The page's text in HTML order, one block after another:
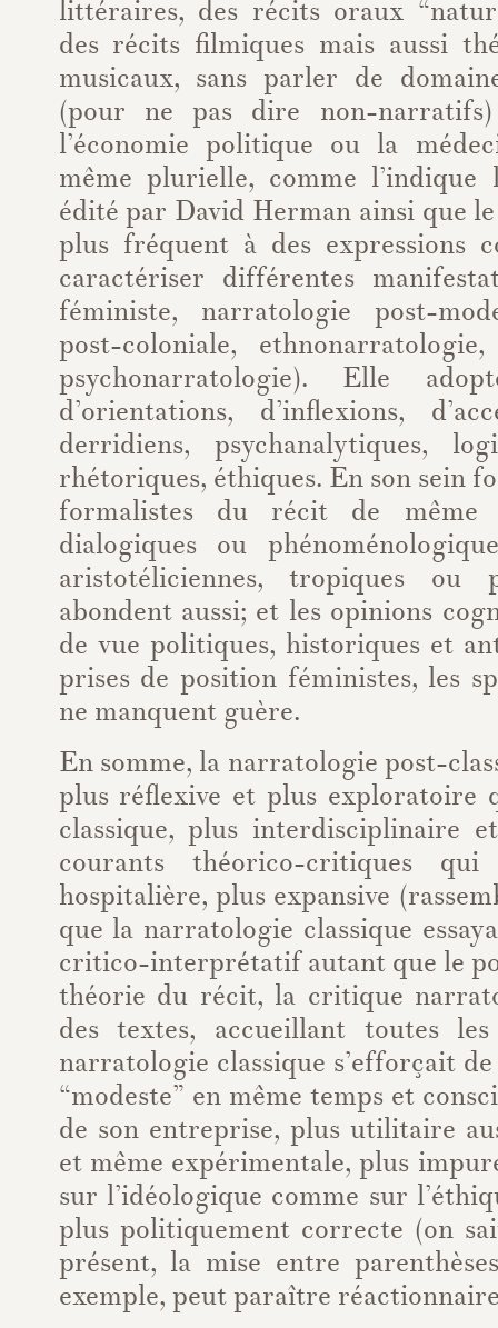
littéraires, des récits oraux
des récits filmiques mais aussi
musicaux, sans parler de
(pour ne pas dire non-
l’économie politique ou la
même plurielle, comme
édité par David Herman ainsi que
plus fréquent à des expressions
caractériser différentes
féministe, narratologie post-
post-coloniale,
psychonarratologie). Elle
d’orientations, d’inflexions,
derridiens, psychanalytiques,
rhétoriques, éthiques. En son sein
formalistes du récit de même
dialogiques ou
aristotéliciennes, tropiques ou
abondent aussi; et les opinions
de vue politiques, historiques et
prises de position féministes, les
ne manquent guère.
En somme, la narratologie post-
plus réflexive et plus exploratoire
classique, plus interdisciplinaire
courants théorico-critiques qui
hospitalière, plus expansive
que la narratologie classique
critico-interprétatif autant que le
théorie du récit, la critique
des textes, accueillant toutes
narratologie classique s’efforçait
“modeste” en même temps et
de son entreprise, plus utilitaire
et même expérimentale, plus
sur l’idéologique comme sur
plus politiquement correcte (on
présent, la mise entre
exemple, peut paraître